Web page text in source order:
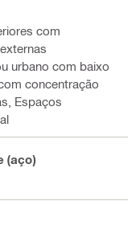
com
urbano com baixo
concentração
Espaços
(aço)